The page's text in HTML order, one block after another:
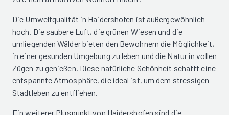
Die Umweltqualität in Haidershofen ist außergewöhnlich
hoch. Die saubere Luft, die grünen Wiesen und die
umliegenden Wälder bieten den Bewohnern die Möglichkeit,
in einer gesunden Umgebung zu leben und die Natur in vollen
Zügen zu genießen. Diese natürliche Schönheit schafft eine
entspannte Atmosphäre, die ideal ist, um dem stressigen
Stadtleben zu entfliehen.
Ein weiterer Pluspunkt von Haidershofen sind die